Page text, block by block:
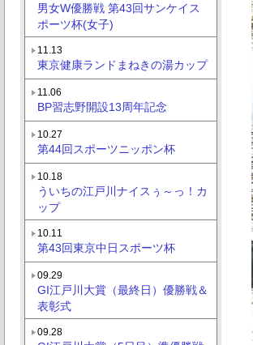
男女W優勝戦 第43回サンケイス
ポーツ杯(女子)
11.13
東京健康ランドまねきの湯カップ
11.06
BP習志野開設13周年記念
10.27
第44回スポーツニッポン杯
10.18
ういちの江戸川ナイスぅ～っ！カ
ップ
10.11
第43回東京中日スポーツ杯
09.29
GI江戸川大賞（最終日）優勝戦＆
表彰式
09.28